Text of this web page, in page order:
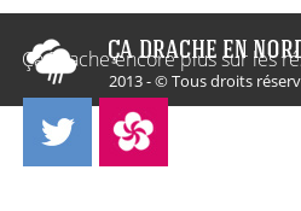
2013 - © Tous droits
Ça Drache encore plus sur les